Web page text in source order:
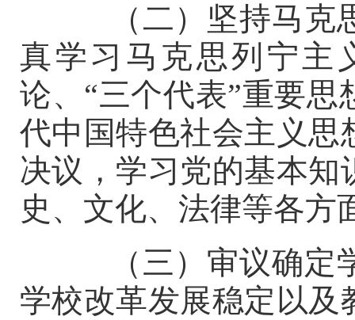
（二）坚持马克思
真学习马克思列宁主
论、 “三个代表”重要
代中国特色社会主义思
决议，学习党的基本
史、文化、法律等各方
（三）审议确定学
学校改革发展稳定以